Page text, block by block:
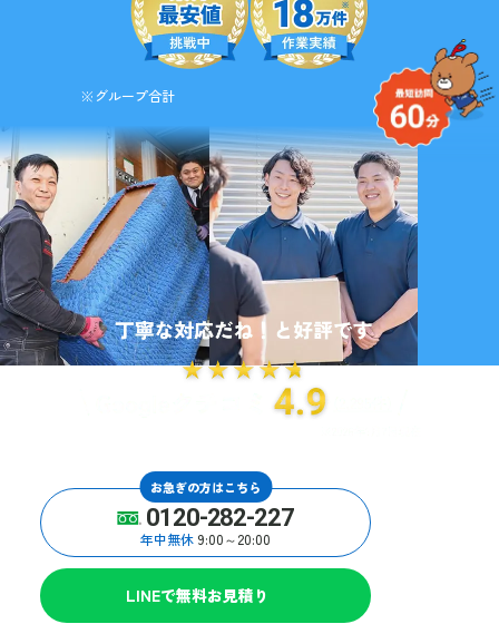
※グループ合計
お急ぎの方はこちら
0120-282-227
年中無休 9:00～20:00
LINEで無料お見積り